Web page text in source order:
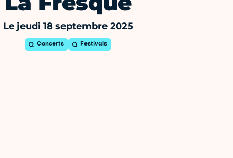
Le jeudi 18 septembre 2025
Concerts Festivals